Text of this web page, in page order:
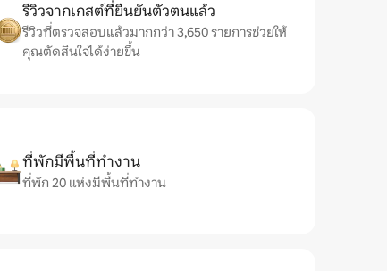
รีวิวจากเกสต์ที่ยืนยันตัวตนแล้ว
รีวิวที่ตรวจสอบแล้วมากกว่า 3,650 รายการช่วยให้
คุณตัดสินใจได้ง่ายขึ้น
ที่พักมีพื้นที่ทำงาน
ที่พัก 20 แห่งมีพื้นที่ทำงาน